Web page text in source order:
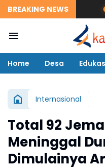
BREAKING NEWS
Home Desa
Internasional
Total 92
Meninggal
Dimulainya